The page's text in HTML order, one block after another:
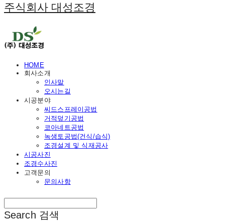
주식회사 대성조경
HOME
회사소개
인사말
오시는길
시공분야
씨드스프레이공법
거적덮기공법
코아네트공법
녹생토공법(건식/습식)
조경설계 및 식재공사
시공사진
조경수사진
고객문의
문의사항
Search 검색